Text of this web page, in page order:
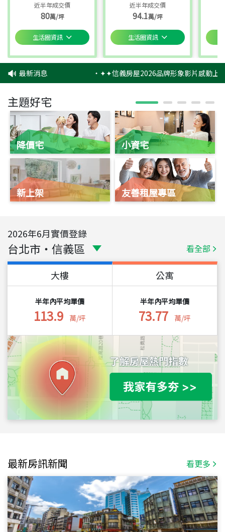
近半年成交價
80萬/坪
生活圈資訊
近半年成交價
94.1萬/坪
生活圈資訊
最新消息 ‧✦✦信義房屋2026品牌形象影片感動上
主題好宅
降價宅
新上架
小資宅
友善租屋專區
2026年6月實價登錄
台北市 ・ 信義區 看全部
大樓
半年內平均單價
113.9 萬/坪
公寓
半年內平均單價
73.77 萬/坪
最新房訊新聞 看更多